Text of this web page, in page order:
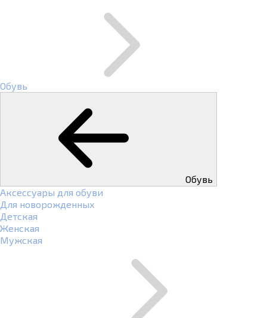
Обувь
Обувь
Аксессуары для обуви
Для новорожденных
Детская
Женская
Мужская